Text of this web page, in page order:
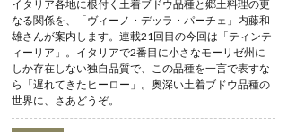
イタリア各地に根付く土着ブドウ品種と郷土料理の更
なる関係を、「ヴィーノ・デッラ・パーチェ」内藤和
雄さんが案内します。連載21回目の今回は「ティンテ
ィーリア」。イタリアで2番目に小さなモーリゼ州に
しか存在しない独自品質で、この品種を一言で表すな
ら「遅れてきたヒーロー」。奥深い土着ブドウ品種の
世界に、さあどうぞ。